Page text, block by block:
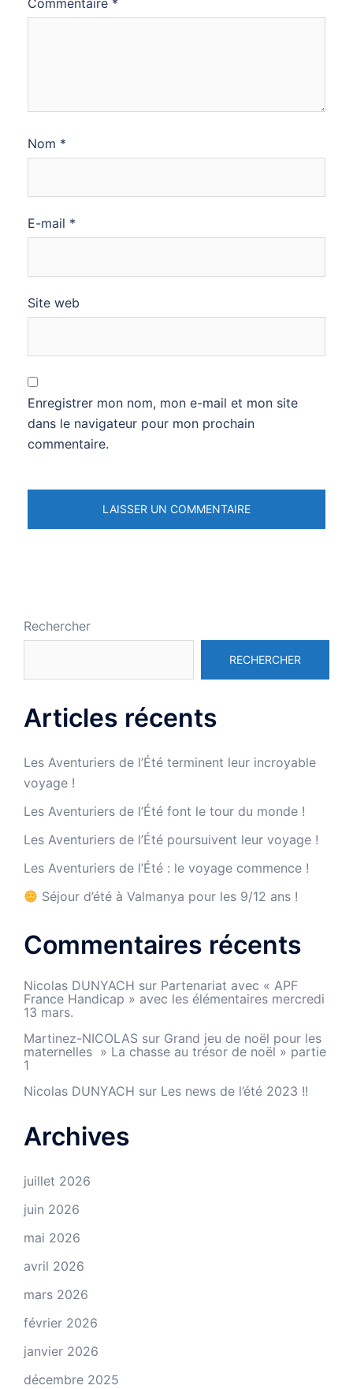
Nom *
E-mail *
Site web
Enregistrer mon nom, mon e-mail et mon site
dans le navigateur pour mon prochain
commentaire.
Rechercher
RECHERCHER
Articles récents
Les Aventuriers de l’Été terminent leur incroyable
voyage !
Les Aventuriers de l’Été font le tour du monde !
Les Aventuriers de l’Été poursuivent leur voyage !
Les Aventuriers de l’Été : le voyage commence !
Séjour d’été à Valmanya pour les 9/12 ans !
Commentaires récents
Nicolas DUNYACH sur Partenariat avec « APF
France Handicap » avec les élémentaires mercredi
13 mars.
Martinez-NICOLAS sur Grand jeu de noël pour les
maternelles » La chasse au trésor de noël » partie
1
Nicolas DUNYACH sur Les news de l’été 2023 !!
Archives
juillet 2026
juin 2026
mai 2026
avril 2026
mars 2026
février 2026
janvier 2026
décembre 2025